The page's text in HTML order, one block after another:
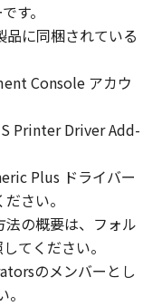
network
"Designated
provided
users shall
and
and
SOFTWARE
す。
品に同梱されている
Console アカウ
Printer Driver Add-
Plus ドライバー
さい。
法の概要は、フォル
てください。
のメンバーとし